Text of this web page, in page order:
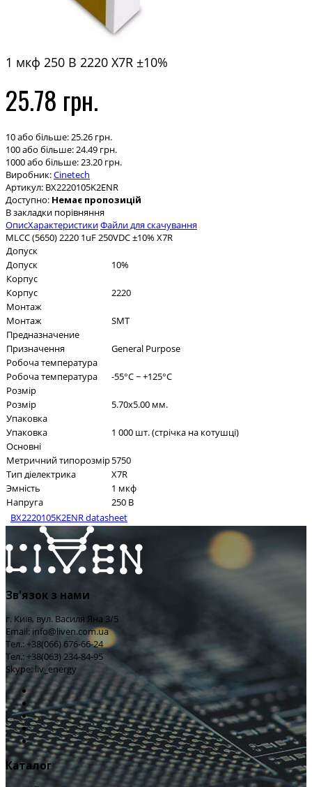
1 мкф 250 В 2220 X7R ±10%
25.78 грн.
10 або більше: 25.26 грн.
100 або більше: 24.49 грн.
1000 або більше: 23.20 грн.
Виробник:Cinetech
Артикул: BX2220105K2ENR
Доступно: Немає пропозицій
В закладки порівняння
ОписХарактеристикиФайли для скачування
MLCC (5650) 2220 1uF 250VDC ±10% X7R
Допуск
Допуск
10%
Корпус
Корпус
2220
Монтаж
Монтаж
SMT
Предназначение
Призначення
General Purpose
Робоча температура
Робоча температура
-55°C ~ +125°C
Розмір
Розмір
5.70x5.00 мм.
Упаковка
Упаковка
1 000 шт. (стрічка на котушці)
Основні
Метричний типорозмір5750
Тип діелектрика
X7R
Эмність
1 мкф
Напруга
250 В
BX2220105K2ENR datasheet
Зв'язок з нами
г. Київ, вул. Василя Яна 3/5
Email: info@liven.com.ua
Тел.: +38(066) 676-66-24
Тел.: +38(063) 234-84-95
Skype: liv_energy
Каталог